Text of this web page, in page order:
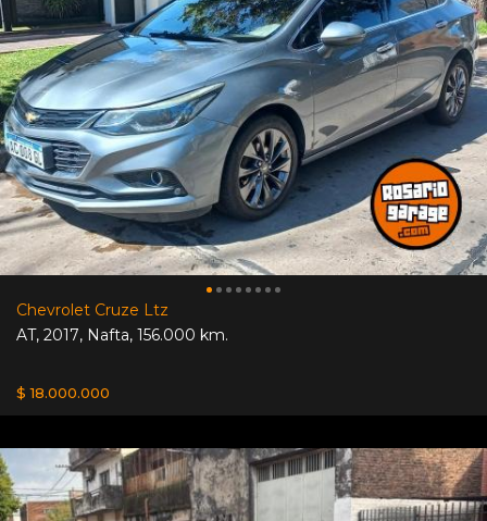
Chevrolet Cruze Ltz
AT, 2017, Nafta, 156.000 km.
$ 18.000.000